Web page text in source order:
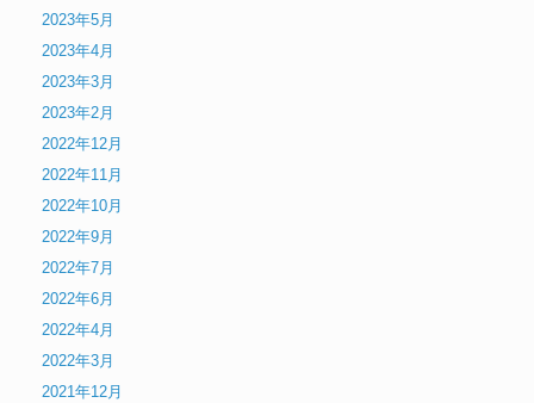
2023年5月
2023年4月
2023年3月
2023年2月
2022年12月
2022年11月
2022年10月
2022年9月
2022年7月
2022年6月
2022年4月
2022年3月
2021年12月